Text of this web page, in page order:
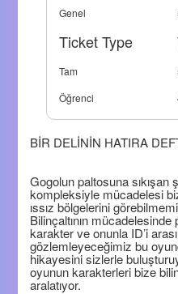
Genel
Ticket Type
Tam
Öğrenci
BİR DELİNİN HATIRA
Gogolun paltosuna
kompleksiyle mücadelesi
ıssız bölgelerini
Bilinçaltının mücadelesinde
karakter ve onunla ID’i
gözlemleyeceğimiz bu
hikayesini sizlerle
oyunun karakterleri bize
aralatıyor.